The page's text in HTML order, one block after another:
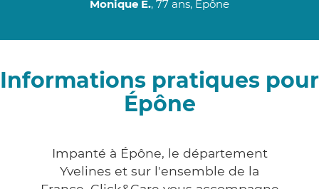
Monique E., 77 ans, Épône
Informations pratiques pour
Épône
Impanté à Épône, le département
Yvelines et sur l'ensemble de la